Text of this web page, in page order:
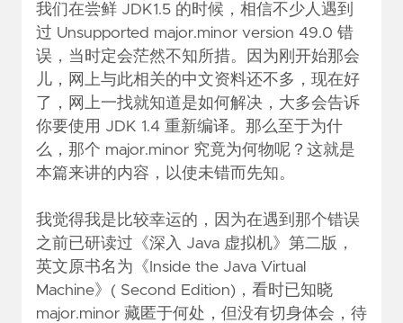
我们在尝鲜 JDK1.5 的时候，相信不少人遇到
过 Unsupported major.minor version 49.0 错
误，当时定会茫然不知所措。因为刚开始那会
儿，网上与此相关的中文资料还不多，现在好
了，网上一找就知道是如何解决，大多会告诉
你要使用 JDK 1.4 重新编译。那么至于为什
么，那个 major.minor 究竟为何物呢？这就是
本篇来讲的内容，以使未错而先知。
我觉得我是比较幸运的，因为在遇到那个错误
之前已研读过《深入 Java 虚拟机》第二版，
英文原书名为《Inside the Java Virtual
Machine》( Second Edition)，看时已知晓
major.minor 藏匿于何处，但没有切身体会，待